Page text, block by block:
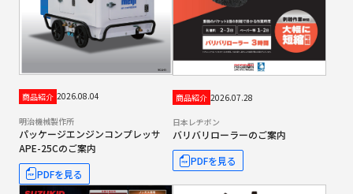
商品紹介 2026.08.04
明治機械製作所
パッケージエンジンコンプレッサ
APE-25Cのご案内
PDFを見る
商品紹介 2026.07.28
日本レヂボン
バリバリローラーのご案内
PDFを見る